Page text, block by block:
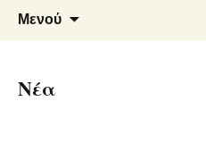
Spiza
An Artistic Society
Μενού
Νέα